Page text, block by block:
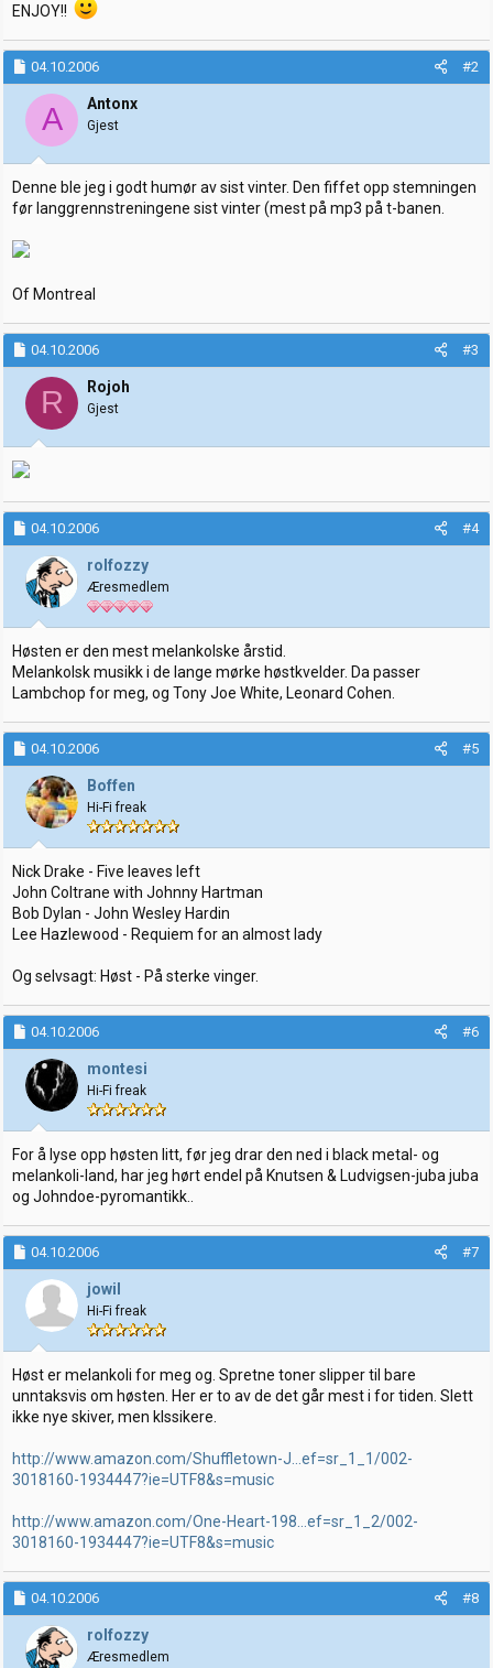
ENJOY!!
04.10.2006 #2
A Antonx
Gjest
Denne ble jeg i godt humør av sist vinter. Den fiffet opp stemningen
før langgrennstreningene sist vinter (mest på mp3 på t-banen.
Of Montreal
04.10.2006 #3
R Rojoh
Gjest
04.10.2006 #4
rolfozzy
Æresmedlem
Høsten er den mest melankolske årstid.
Melankolsk musikk i de lange mørke høstkvelder. Da passer
Lambchop for meg, og Tony Joe White, Leonard Cohen.
04.10.2006 #5
Boffen
Hi-Fi freak
Nick Drake - Five leaves left
John Coltrane with Johnny Hartman
Bob Dylan - John Wesley Hardin
Lee Hazlewood - Requiem for an almost lady
Og selvsagt: Høst - På sterke vinger.
04.10.2006 #6
montesi
Hi-Fi freak
For å lyse opp høsten litt, før jeg drar den ned i black metal- og
melankoli-land, har jeg hørt endel på Knutsen & Ludvigsen-juba juba
og Johndoe-pyromantikk..
04.10.2006 #7
jowil
Hi-Fi freak
Høst er melankoli for meg og. Spretne toner slipper til bare
unntaksvis om høsten. Her er to av de det går mest i for tiden. Slett
ikke nye skiver, men klssikere.
http://www.amazon.com/Shuffletown-J...ef=sr_1_1/002-
3018160-1934447?ie=UTF8&s=music
http://www.amazon.com/One-Heart-198...ef=sr_1_2/002-
3018160-1934447?ie=UTF8&s=music
04.10.2006 #8
rolfozzy
Æresmedlem